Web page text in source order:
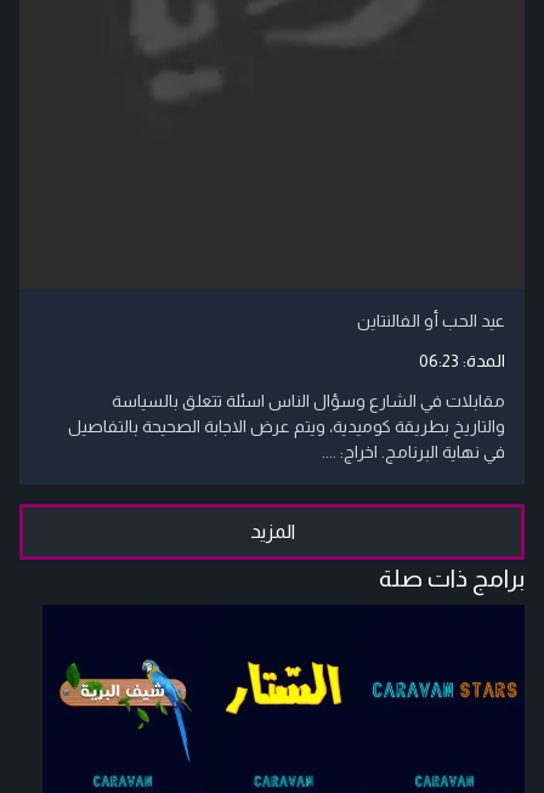
عيد الحب أو الفالنتاين
المدة: 06:23
مقابلات في الشارع وسؤال الناس اسئلة تتعلق بالسياسة
والتاريخ بطريقة كوميدية، ويتم عرض الاجابة الصحيحة بالتفاصيل
في نهاية البرنامج. اخراج: ....
المزيد
برامج ذات صلة